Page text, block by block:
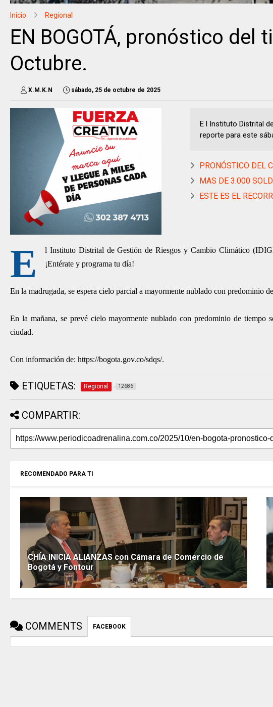
Inicio Regional
EN BOGOTÁ, pronóstico del
Octubre.
X.M.K.N sábado, 25 de octubre de 2025
E l Instituto Distrital
reporte para este
PRONÓSTICO DEL
MAS DE 3.000
ESTE ES EL
E
l Instituto Distrital de Gestión de Riesgos y Cambio Climático
¡Entérate y programa tu día!
En la madrugada, se espera cielo parcial a mayormente nublado con predominio
En la mañana, se prevé cielo mayormente nublado con predominio de tiempo
ciudad.
Con información de: https://bogota.gov.co/sdqs/.
ETIQUETAS: Regional 12686
COMPARTIR:
RECOMENDADO PARA TI
CHÍA INICIA ALIANZAS con Cámara de Comercio de
Bogotá y Fontour
COMMENTS FACEBOOK